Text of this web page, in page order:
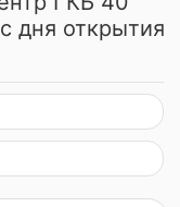
дня открытия